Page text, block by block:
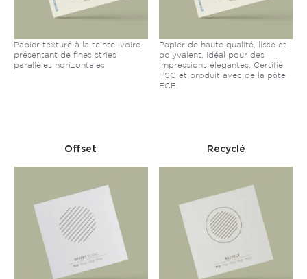
Papier texturé à la teinte ivoire
présentant de fines stries
parallèles horizontales
Papier de haute qualité, lisse et
polyvalent, idéal pour des
impressions élégantes. Certifié
FSC et produit avec de la pâte
ECF.
Offset Recyclé